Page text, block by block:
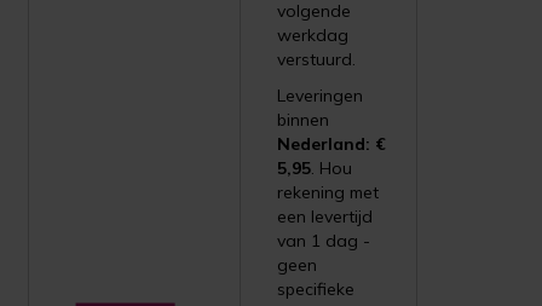
volgende
werkdag
verstuurd.
Leveringen
binnen
Nederland: €
5,95. Hou
rekening met
een levertijd
van 1 dag -
geen
specifieke